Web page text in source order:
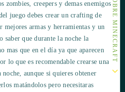
zombies, creepers y demas enemigos
juego debes crear un crafting de
mejores armas y herramientas y un
saber que durante la noche la
mas que en el día ya que aparecen
lo que es recomendable crearse una
aunque si quieres obtener
matándolos pero necesitaras